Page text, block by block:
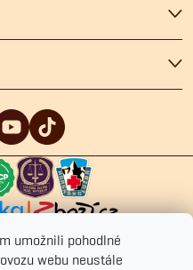
umožnili pohodlné
webu neustále
4.9